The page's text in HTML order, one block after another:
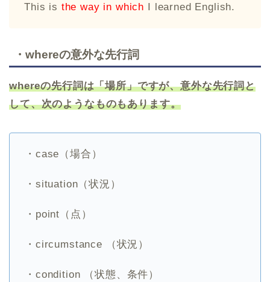
This is the way in which I learned English.
・whereの意外な先行詞
whereの先行詞は「場所」ですが、意外な先行詞と
して、次のようなものもあります。
・case（場合）
・situation（状況）
・point（点）
・circumstance （状況）
・condition （状態、条件）